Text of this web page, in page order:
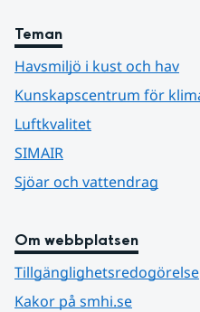
Teman
Havsmiljö i kust och hav
Kunskapscentrum för
Luftkvalitet
SIMAIR
Sjöar och vattendrag
Om webbplatsen
Tillgänglighetsredogörelse
Kakor på smhi.se